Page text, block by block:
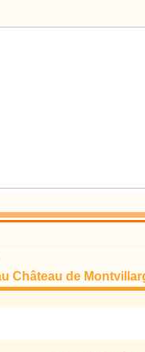
Château de